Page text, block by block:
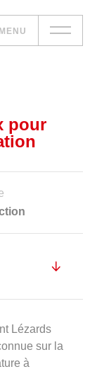
MENU
pour
Lézards
sur la
à